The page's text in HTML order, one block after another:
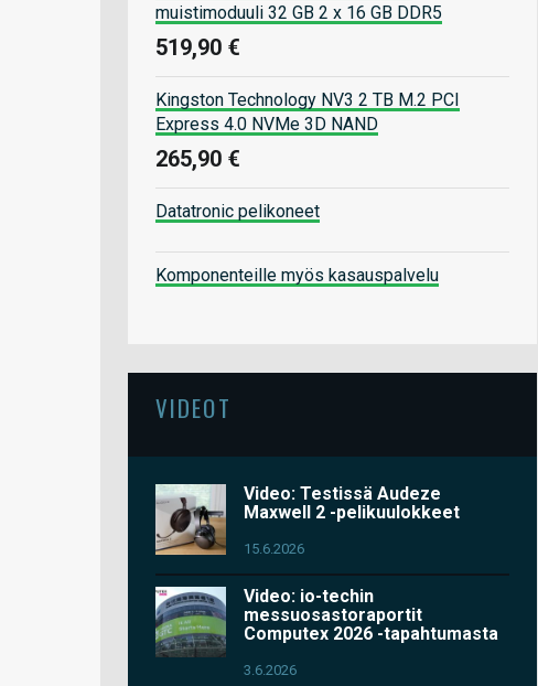
muistimoduuli 32 GB 2 x 16 GB DDR5
519,90 €
Kingston Technology NV3 2 TB M.2 PCI
Express 4.0 NVMe 3D NAND
265,90 €
Datatronic pelikoneet
Komponenteille myös kasauspalvelu
VIDEOT
Video: Testissä Audeze
Maxwell 2 -pelikuulokkeet
15.6.2026
Video: io-techin
messuosastoraportit
Computex 2026 -tapahtumasta
3.6.2026